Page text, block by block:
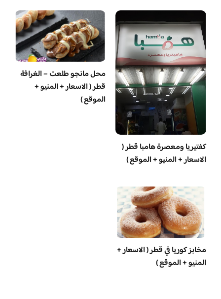
‏كفتيريا ومعصرة هامبا قطر (
الاسعار + المنيو + الموقع )
محل مانجو طلعت – الغرافة
قطر ( الاسعار + المنيو +
الموقع )
مخابز كوريا في قطر ( الاسعار +
المنيو + الموقع )